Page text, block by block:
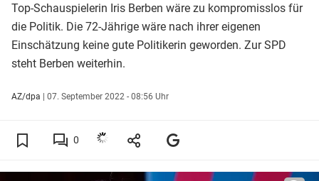
Top-Schauspielerin Iris Berben wäre zu kompromisslos für
die Politik. Die 72-Jährige wäre nach ihrer eigenen
Einschätzung keine gute Politikerin geworden. Zur SPD
steht Berben weiterhin.
AZ/dpa | 07. September 2022 - 08:56 Uhr
0